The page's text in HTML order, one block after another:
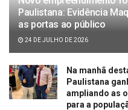
Paulistana: Evidência
as portas ao público
24 DE JULHO DE 2026
Na manhã
Paulistana
ampliando as
para a